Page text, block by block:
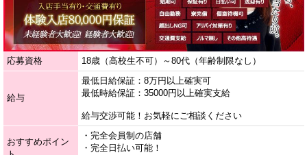
応募資格 18歳（高校生不可）～80代（年齢制限なし）
給与
最低日給保証：8万円以上確実可
最低時給保証：35000円以上確実支給
給与交渉可能！お気軽にご相談ください
おすすめポイン
・完全会員制の店舗
・完全日払い可能！